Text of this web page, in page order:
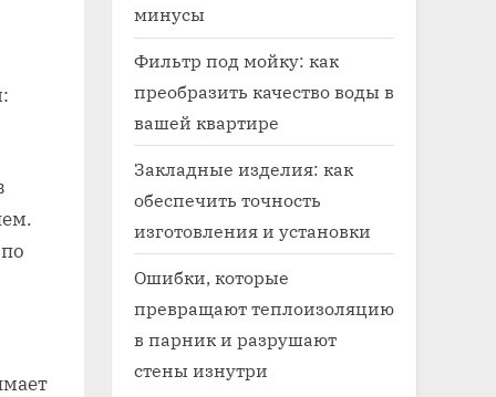
минусы
Фильтр под мойку: как
преобразить качество воды в
вашей квартире
Закладные изделия: как
обеспечить точность
изготовления и установки
Ошибки, которые
превращают теплоизоляцию
в парник и разрушают
стены изнутри